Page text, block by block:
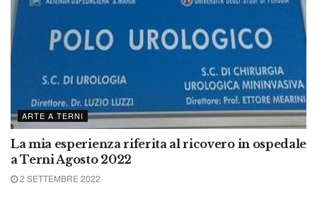
ARTE A TERNI
La mia esperienza riferita al ricovero in ospedale
a Terni Agosto 2022
2 SETTEMBRE 2022